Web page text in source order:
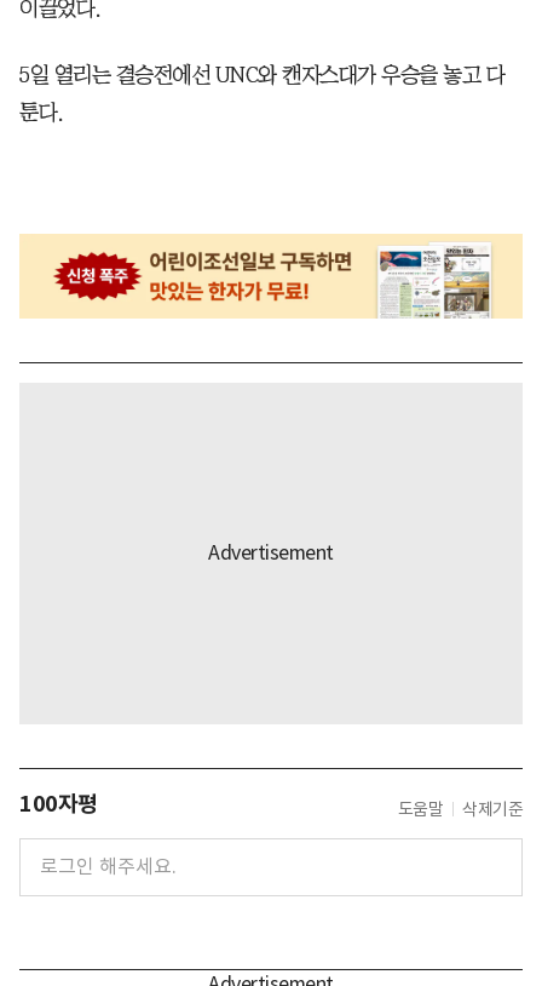
이끌었다.
5일 열리는 결승전에선 UNC와 캔자스대가 우승을 놓고 다
툰다.
100자평 도움말 삭제기준